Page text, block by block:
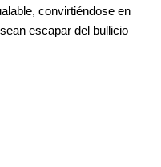
convirtiéndose en
escapar del bullicio